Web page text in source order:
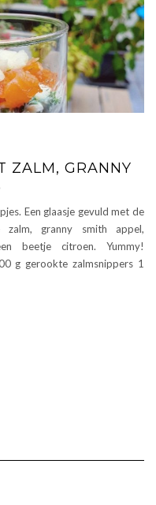
ZALM, GRANNY
Een glaasje gevuld met de
zalm, granny smith appel,
beetje citroen. Yummy!
g gerookte zalmsnippers 1